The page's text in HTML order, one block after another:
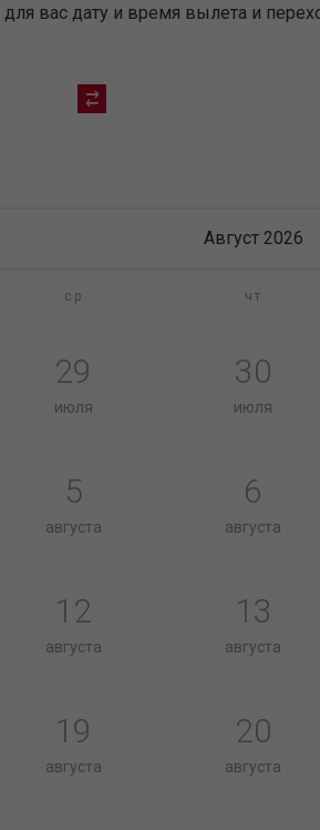
вас дату и время вылета и
Август 2026
ср чт
29
июля
30
июля
5
августа
6
августа
12
августа
13
августа
19
августа
20
августа